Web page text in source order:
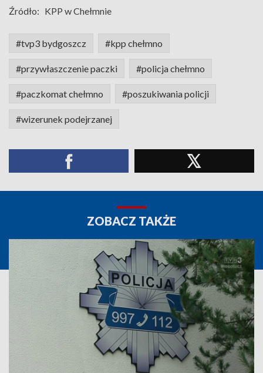
Źródło: KPP w Chełmnie
#tvp3 bydgoszcz #kpp chełmno
#przywłaszczenie paczki #policja chełmno
#paczkomat chełmno #poszukiwania policji
#wizerunek podejrzanej
ZOBACZ TAKŻE